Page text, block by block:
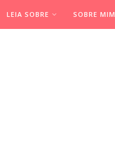
LEIA SOBRE SOBRE MIM